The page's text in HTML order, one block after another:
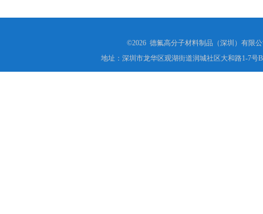
©2026 德氟高分子材料制品（深圳）有限
地址：深圳市龙华区观湖街道润城社区大和路1-7号